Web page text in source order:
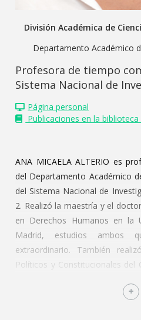
División Académica de
Departamento Académico
Profesora de tiempo
Sistema Nacional de
Página personal
Publicaciones en la biblioteca
ANA MICAELA ALTERIO es
del Departamento Académico
del Sistema Nacional de
2. Realizó la maestría y el
en Derechos Humanos en
Madrid, estudios ambos
extraordinario. También
Políticos y Constitucionales del
Universidad Nacional de